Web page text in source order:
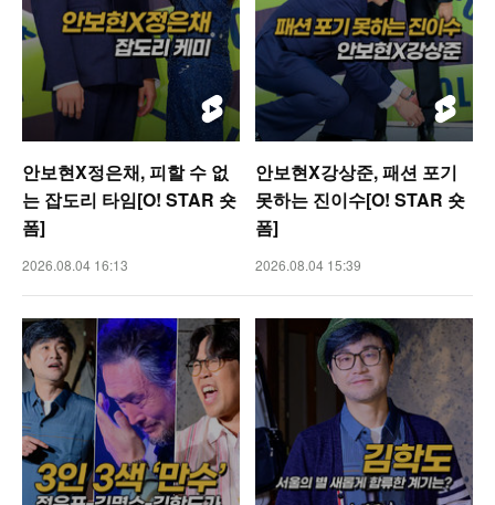
안보현X정은채, 피할 수 없
는 잡도리 타임[O! STAR 숏
폼]
2026.08.04 16:13
안보현X강상준, 패션 포기
못하는 진이수[O! STAR 숏
폼]
2026.08.04 15:39